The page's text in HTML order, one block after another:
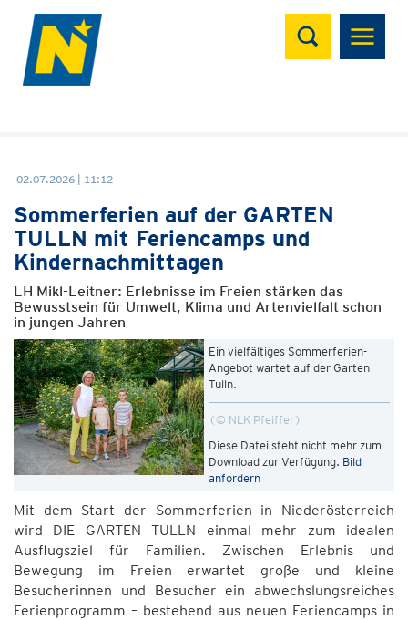
Suchen
02.07.2026 | 11:12
Sommerferien auf der GARTEN
TULLN mit Feriencamps und
Kindernachmittagen
LH Mikl-Leitner: Erlebnisse im Freien stärken das
Bewusstsein für Umwelt, Klima und Artenvielfalt schon
in jungen Jahren
Ein vielfältiges Sommerferien-
Angebot wartet auf der Garten
Tulln.
© NLK Pfeiffer
Diese Datei steht nicht mehr zum
Download zur Verfügung. Bild
anfordern
Mit dem Start der Sommerferien in Niederösterreich
wird DIE GARTEN TULLN einmal mehr zum idealen
Ausflugsziel für Familien. Zwischen Erlebnis und
Bewegung im Freien erwartet große und kleine
Besucherinnen und Besucher ein abwechslungsreiches
Ferienprogramm – bestehend aus neuen Feriencamps in